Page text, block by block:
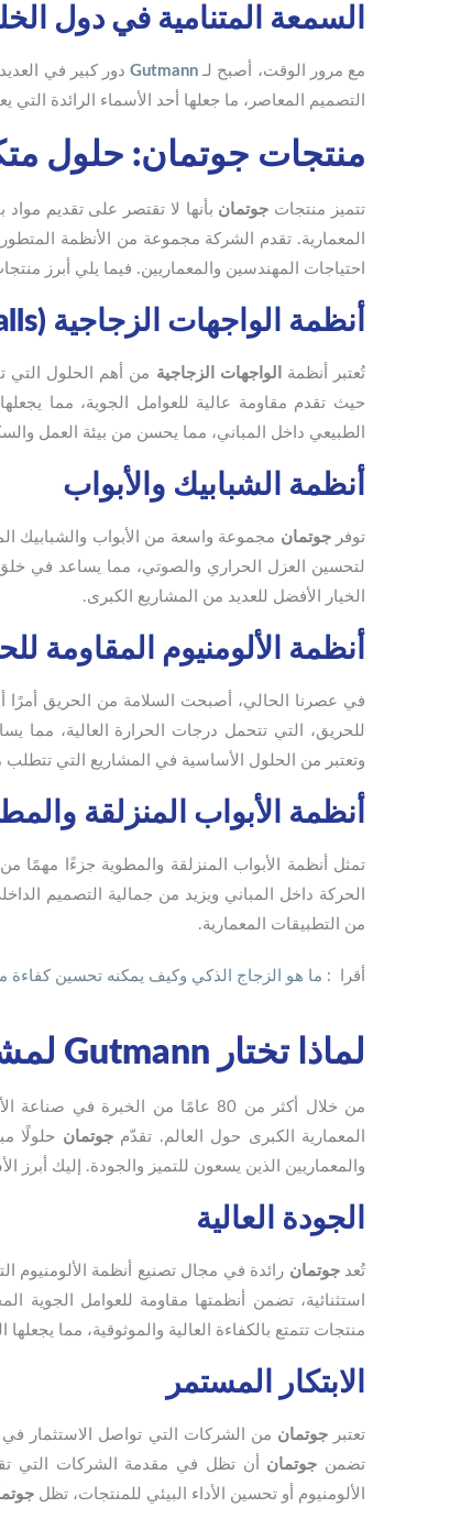
السمعة المتنامية في دول
مع مرور الوقت، أصبح لـ Gutmannدور كبير في
التصميم المعاصر، ما جعلها أحد الأسماء الرائدة
منتجات جوتمان: حلول
تتميز منتجات جوتمان بأنها لا تقتصر على تقديم
المعمارية. تقدم الشركة مجموعة من الأنظمة
احتياجات المهندسين والمعماريين. فيما يلي أبرز
أنظمة الواجهات الزجاجية (Curtain Walls)
تُعتبر أنظمة الواجهات الزجاجية من أهم الحلول التي
حيث تقدم مقاومة عالية للعوامل الجوية، مما
الطبيعي داخل المباني، مما يحسن من بيئة العمل
أنظمة الشبابيك والأبواب
توفرجوتمان مجموعة واسعة من الأبواب والشبابيك
لتحسين العزل الحراري والصوتي، مما يساعد في خلق
الخيار الأفضل للعديد من المشاريع الكبرى.
أنظمة الألومنيوم المقاومة
في عصرنا الحالي، أصبحت السلامة من الحريق أمرًا
للحريق، التي تتحمل درجات الحرارة العالية،
وتعتبر من الحلول الأساسية في المشاريع التي تتطلب
أنظمة الأبواب المنزلقة
تمثل أنظمة الأبواب المنزلقة والمطوية جزءًا مهمًا
الحركة داخل المباني ويزيد من جمالية التصميم
من التطبيقات المعمارية.
أقرا : ما هو الزجاج الذكي وكيف يمكنه تحسين كفاءة
لماذا تختار Gutmann لمشروعاتك؟
من خلال أكثر من 80 عامًا من الخبرة في صناعة الألومنيوم، استطاعت
المعمارية الكبرى حول العالم. تقدّمجوتمان حلولًا
والمعماريين الذين يسعون للتميز والجودة. إليك أبرز
الجودة العالية
تُعدجوتمان رائدة في مجال تصنيع أنظمة الألومنيوم
استثنائية، تضمن أنظمتها مقاومة للعوامل الجوية
منتجات تتمتع بالكفاءة العالية والموثوقية، مما
الابتكار المستمر
تعتبرجوتمان من الشركات التي تواصل الاستثمار في
تضمن جوتمان أن تظل في مقدمة الشركات التي
الألومنيوم أو تحسين الأداء البيئي للمنتجات، تظل